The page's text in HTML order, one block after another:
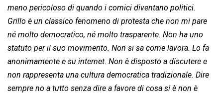
meno pericoloso di quando i comici diventano politici.
Grillo è un classico fenomeno di protesta che non mi pare
né molto democratico, né molto trasparente. Non ha uno
statuto per il suo movimento. Non si sa come lavora. Lo fa
anonimamente e su internet. Non è disposto a discutere e
non rappresenta una cultura democratica tradizionale. Dire
sempre no a tutto senza dire a favore di cosa si è non è